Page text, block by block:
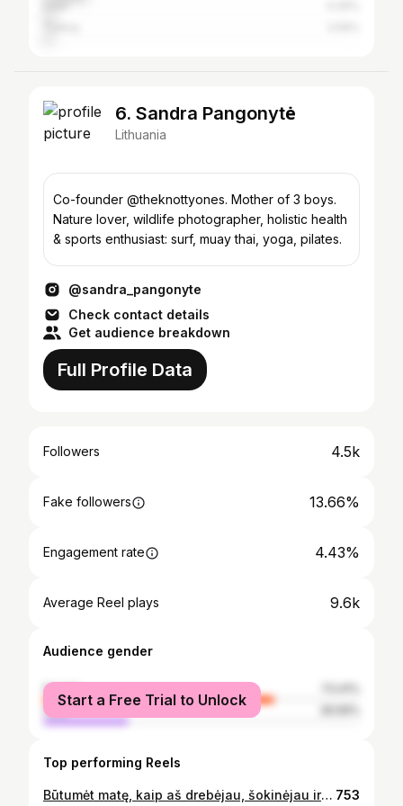
6. Sandra Pangonytė
Lithuania
Co-founder @theknottyones. Mother of 3 boys.
Nature lover, wildlife photographer, holistic health
& sports enthusiast: surf, muay thai, yoga, pilates.
@sandra_pangonyte
Check contact details
Get audience breakdown
Full Profile Data
Followers 4.5k
Fake followers 13.66%
Engagement rate 4.43%
Average Reel plays 9.6k
Audience gender
female
male
Start a Free Trial to Unlock
Top performing Reels
Būtumėt matę, kaip aš drebėjau, šokinėjau ir klykiau (viduje, aišku) iš laimės!! Atsisveikinant riktelėjau Stumbrui AČIŪ už šį laukiamiausią ir įsimintiniausią jo pasirodymą. Taip taip, aš iš tų, kur randa bendrą kalbą su gyvūnais ir medžiais 👋🏻 753